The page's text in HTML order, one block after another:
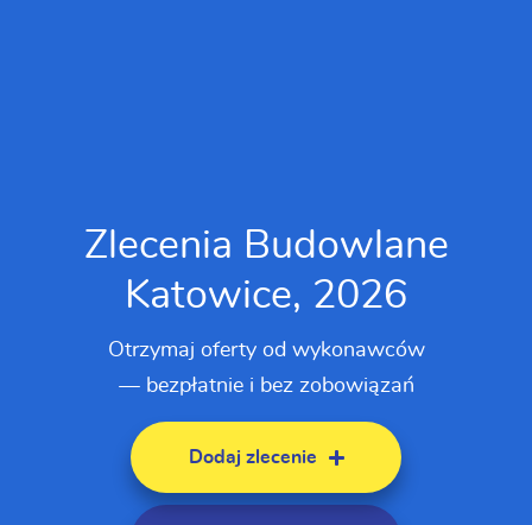
Zlecenia Budowlane
Katowice, 2026
Otrzymaj oferty od wykonawców
— bezpłatnie i bez zobowiązań
Dodaj zlecenie